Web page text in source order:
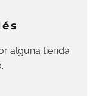
alguna tienda